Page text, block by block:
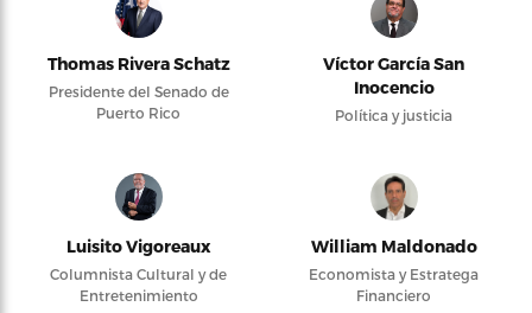
Thomas Rivera Schatz
Presidente del Senado de
Puerto Rico
Víctor García San
Inocencio
Política y justicia
Luisito Vigoreaux
Columnista Cultural y de
Entretenimiento
William Maldonado
Economista y Estratega
Financiero